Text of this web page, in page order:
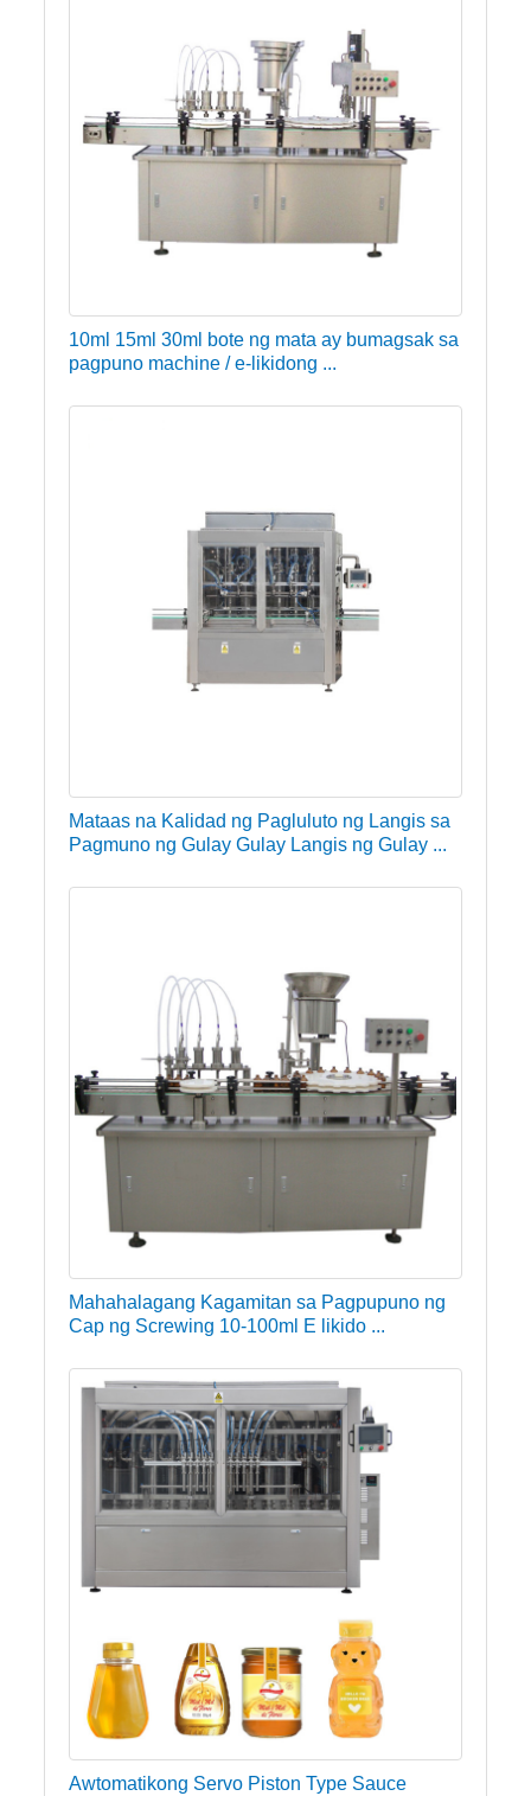
10ml 15ml 30ml bote ng mata ay bumagsak sa
pagpuno machine / e-likidong ...
Mataas na Kalidad ng Pagluluto ng Langis sa
Pagmuno ng Gulay Gulay Langis ng Gulay ...
Mahahalagang Kagamitan sa Pagpupuno ng
Cap ng Screwing 10-100ml E likido ...
Awtomatikong Servo Piston Type Sauce